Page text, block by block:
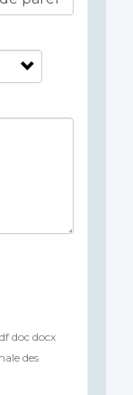
doc docx
des